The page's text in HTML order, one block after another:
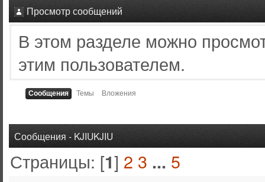
Просмотр сообщений
В этом разделе можно
этим пользователем.
Сообщения Темы Вложения
Сообщения - KJIUKJIU
Страницы: [1] 2 3 ... 5